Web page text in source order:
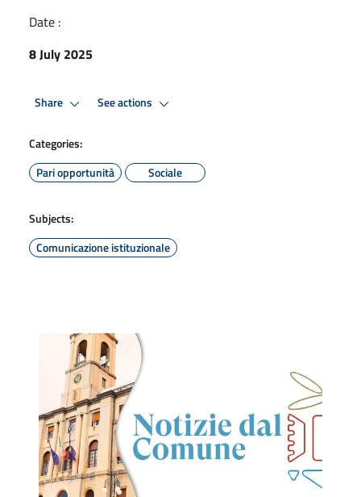
Date :
8 July 2025
Share See actions
Categories:
Pari opportunità
Sociale
Subjects:
Comunicazione istituzionale